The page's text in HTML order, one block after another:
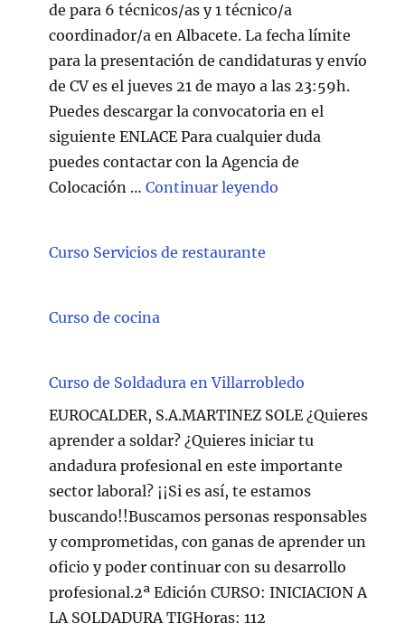
de para 6 técnicos/as y 1 técnico/a
coordinador/a en Albacete. La fecha límite
para la presentación de candidaturas y envío
de CV es el jueves 21 de mayo a las 23:59h.
Puedes descargar la convocatoria en el
siguiente ENLACE Para cualquier duda
puedes contactar con la Agencia de
Colocación …Continuar leyendo
Curso Servicios de restaurante
Curso de cocina
Curso de Soldadura en Villarrobledo
EUROCALDER, S.A.MARTINEZ SOLE ¿Quieres
aprender a soldar? ¿Quieres iniciar tu
andadura profesional en este importante
sector laboral? ¡¡Si es así, te estamos
buscando!!Buscamos personas responsables
y comprometidas, con ganas de aprender un
oficio y poder continuar con su desarrollo
profesional.2ª Edición CURSO: INICIACION A
LA SOLDADURA TIGHoras: 112